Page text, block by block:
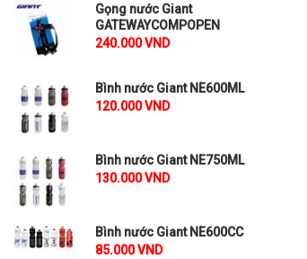
Bình nước Giant NE600CC
85.000₫
Gọng nước Giant
GATEWAYCOMPOPEN
240.000 VND
Bình nước Giant NE600ML
120.000 VND
Bình nước Giant NE750ML
130.000 VND
Bình nước Giant NE600CC
85.000 VND